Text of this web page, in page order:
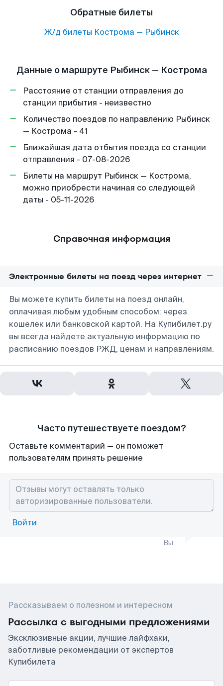
Обратные билеты
Ж/д билеты Кострома — Рыбинск
Данные о маршруте Рыбинск — Кострома
Расстояние от станции отправления до
станции прибытия - неизвестно
Количество поездов по направлению Рыбинск
— Кострома - 41
Ближайшая дата отбытия поезда со станции
отправления - 07-08-2026
Билеты на маршрут Рыбинск — Кострома,
можно приобрести начиная со следующей
даты - 05-11-2026
Справочная информация
Электронные билеты на поезд через интернет
Вы можете купить билеты на поезд онлайн,
оплачивая любым удобным способом: через
кошелек или банковской картой. На Купибилет.ру
вы всегда найдете актуальную информацию по
расписанию поездов РЖД, ценам и направлениям.
Часто путешествуете поездом?
Оставьте комментарий — он поможет
пользователям принять решение
Войти
Вы
Рассказываем о полезном и интересном
Рассылка с выгодными предложениями
Эксклюзивные акции, лучшие лайфхаки,
заботливые рекомендации от экспертов
Купибилета